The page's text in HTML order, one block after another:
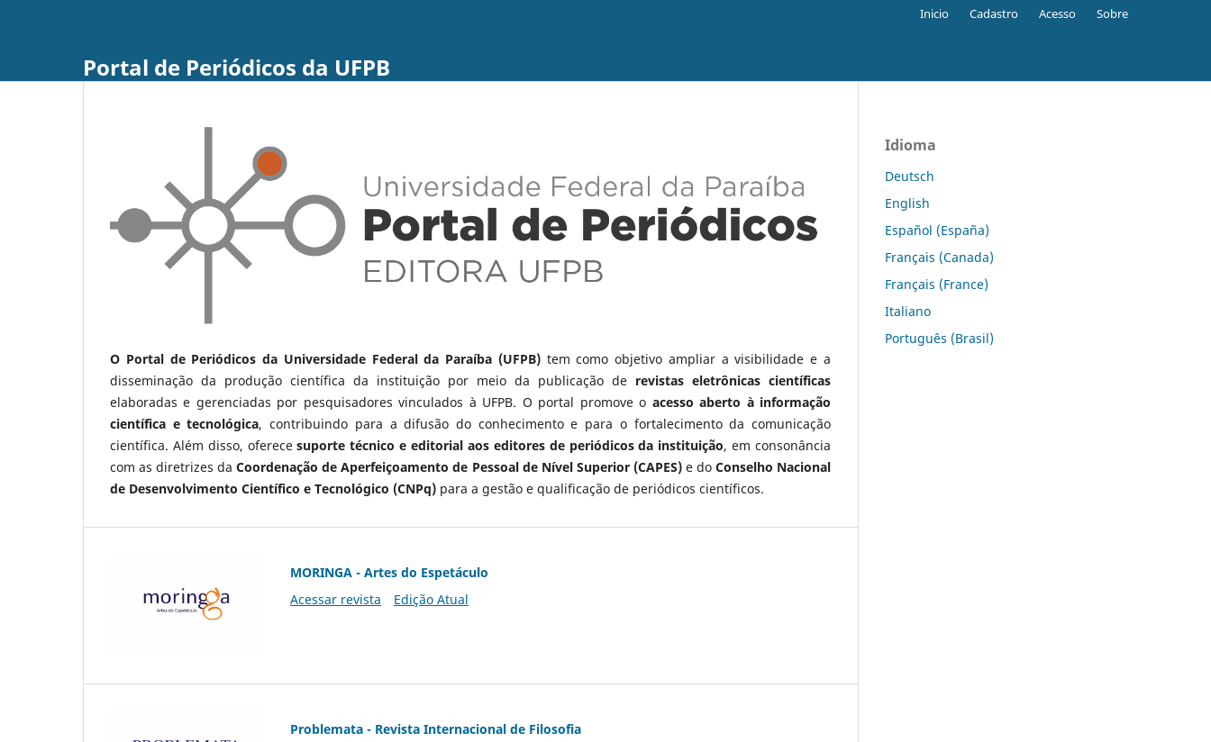
Portal de Periódicos da UFPB
Inicio Cadastro Acesso Sobre
O Portal de Periódicos da Universidade Federal da Paraíba (UFPB)tem como objetivo ampliar a visibilidade e a
disseminação da produção científica da instituição por meio da publicação de revistas eletrônicas científicas
elaboradas e gerenciadas por pesquisadores vinculados à UFPB. O portal promove o acesso aberto à informação
científica e tecnológica, contribuindo para a difusão do conhecimento e para o fortalecimento da comunicação
científica. Além disso, oferecesuporte técnico e editorial aos editores de periódicos da instituição, em consonância
com as diretrizes daCoordenação de Aperfeiçoamento de Pessoal de Nível Superior (CAPES)e do Conselho Nacional
de Desenvolvimento Científico e Tecnológico (CNPq) para a gestão e qualificação de periódicos científicos.
MORINGA - Artes do Espetáculo
Acessar revista
Edição Atual
Problemata - Revista Internacional de Filosofia
Idioma
Deutsch
English
Español (España)
Français (Canada)
Français (France)
Italiano
Português (Brasil)